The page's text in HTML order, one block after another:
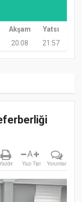
Akşam
Yatsı
20:08 21:57
A
Yazı Tipi Yorumlar